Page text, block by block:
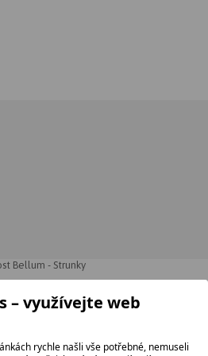
Bellum - Strunky
STRUNKY
– využívejte web
rychle našli vše potřebné, nemuseli